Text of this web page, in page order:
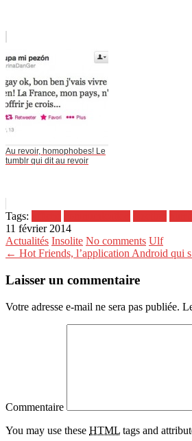
Au revoir, homophobes! Le
tumblr qui dit au revoir
Tags:
11 février 2014
Actualités Insolite No comments Ulf
← Hot Friends, l’application Android qui
Laisser un commentaire
Votre adresse e-mail ne sera pas publiée.
Commentaire
You may use these HTML tags and